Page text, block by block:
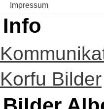
Impressum
Info
Korfu Bilder